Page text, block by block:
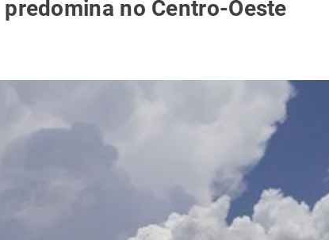
no Centro-Oeste